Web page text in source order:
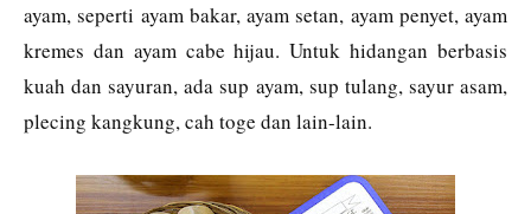
ayam, seperti ayam bakar, ayam setan, ayam penyet, ayam
kremes dan ayam cabe hijau. Untuk hidangan berbasis
kuah dan sayuran, ada sup ayam, sup tulang, sayur asam,
plecing kangkung, cah toge dan lain-lain.